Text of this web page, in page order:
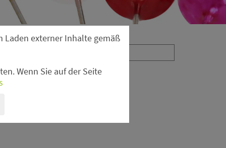
Laden externer Inhalte gemäß
Wenn Sie auf der Seite